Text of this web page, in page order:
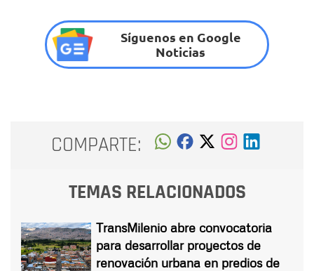
Síguenos en Google
Noticias
COMPARTE:
TEMAS RELACIONADOS
TransMilenio abre convocatoria
para desarrollar proyectos de
renovación urbana en predios de